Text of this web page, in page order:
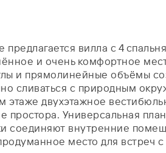
предлагается вилла с 4
и очень комфортное
и прямолинейные объёмы
сливаться с природным
этаже двухэтажное
Универсальная
соединяют внутренние
место для встреч